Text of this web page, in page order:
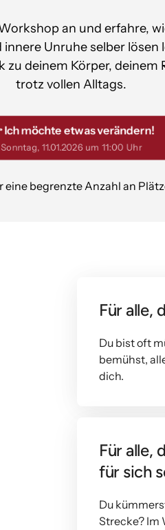
an und erfahre,
Unruhe selber
zu deinem Körper,
trotz vollen Alltags.
Ich möchte etwas verändern!
Sonntag, 11.01.2026 um 11:00 Uhr
eine begrenzte Anzahl an
Für alle,
Du bist oft
bemühst,
dich.
Für alle,
für sich
Du
Strecke? Im